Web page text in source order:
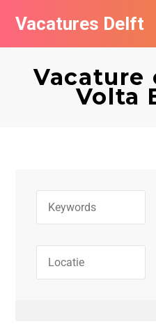
Vacatures Delft
Vacature
Volta
Vacatures per bedrijf in